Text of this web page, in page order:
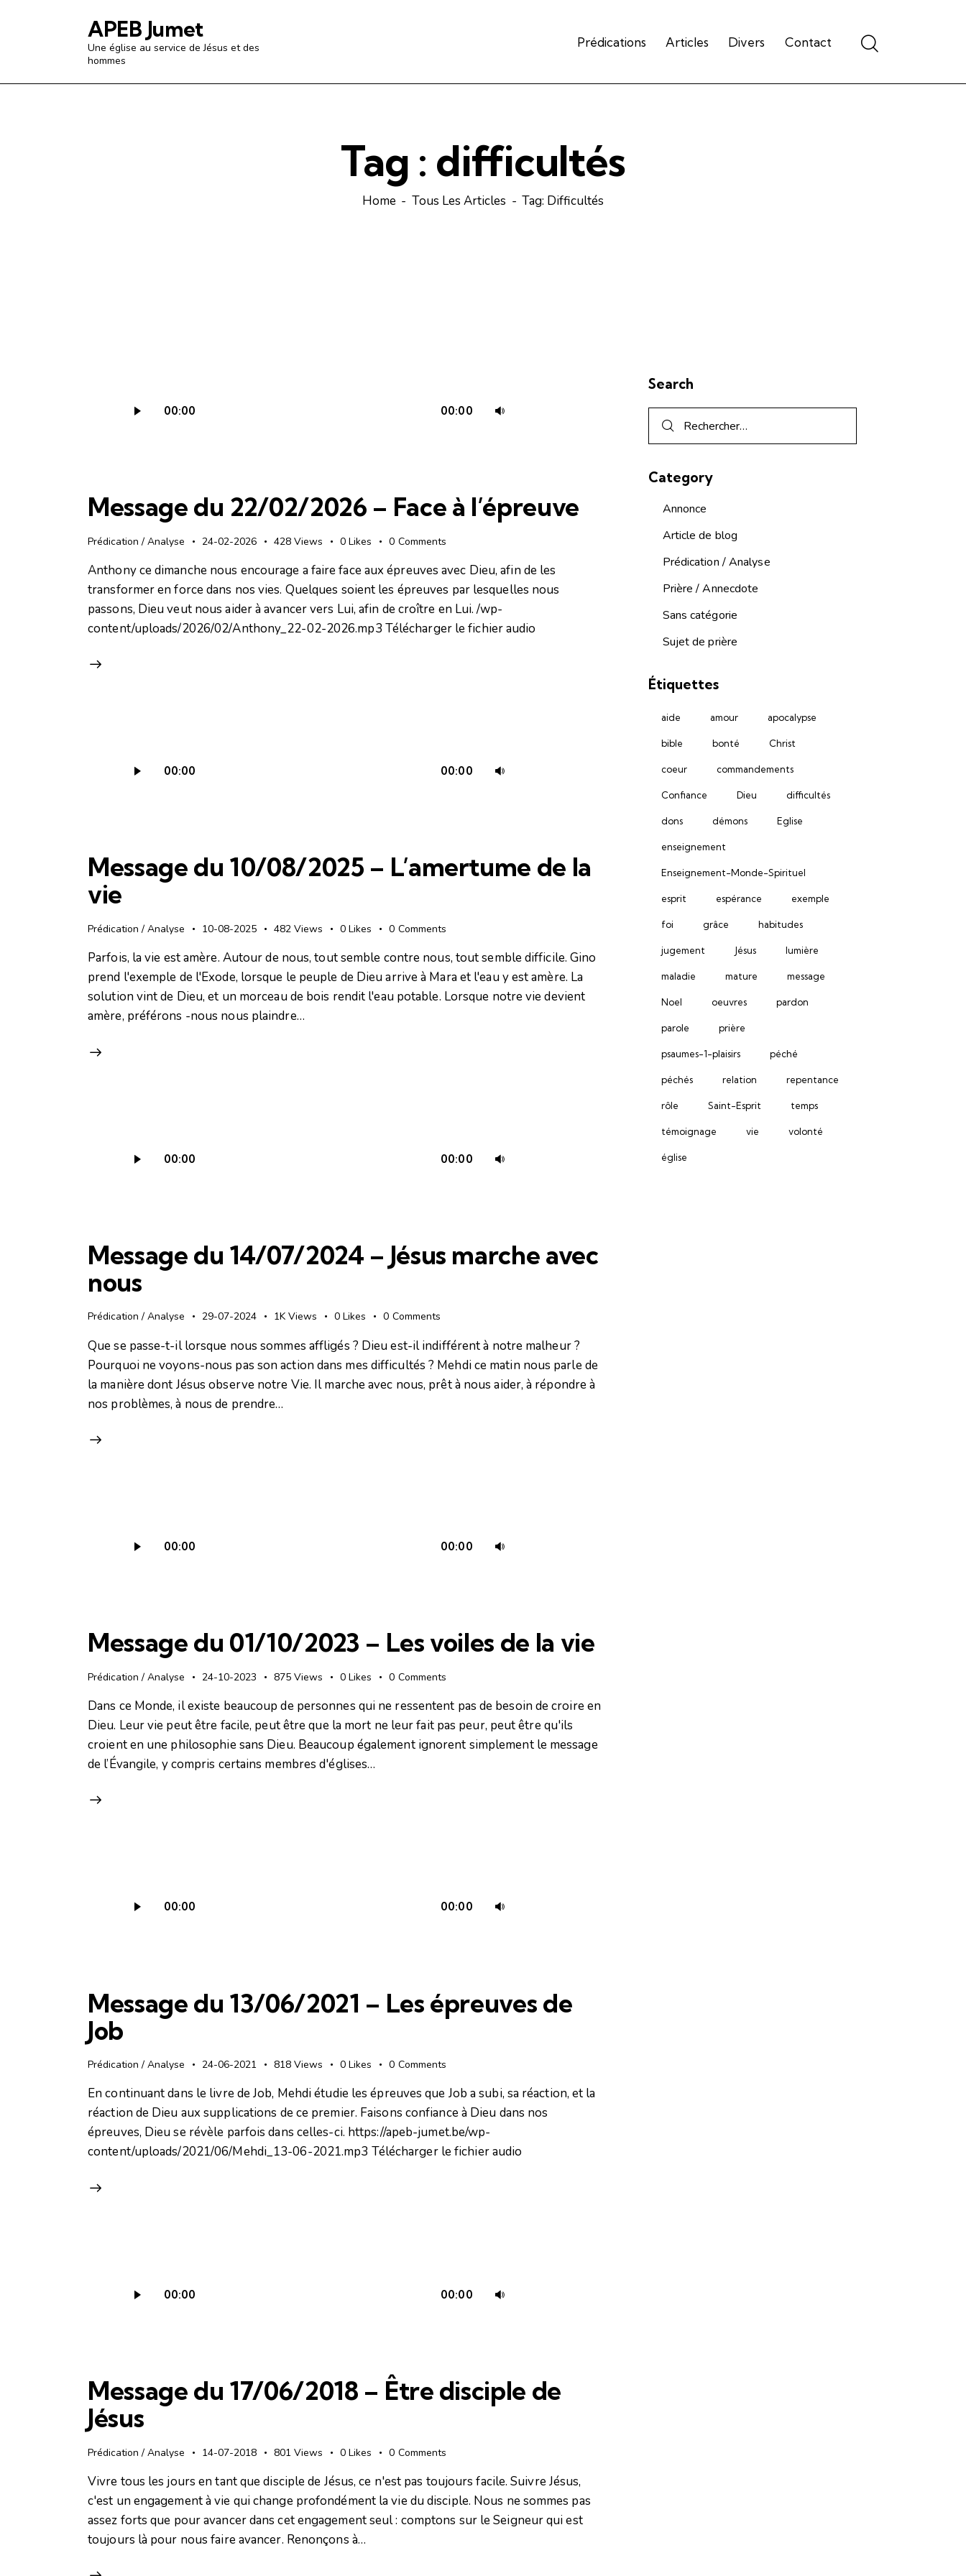
APEB Jumet
Une église au service de Jésus et des
hommes
Prédications Articles Divers Contact
Tag : difficultés
Home Tous Les Articles Tag: Difficultés
audio
00:00 00:00
augmenter
Message du 22/02/2026 – Face à l’épreuve
Prédication / Analyse 24-02-2026 428 Views 0 Likes 0 Comments
Anthony ce dimanche nous encourage a faire face aux épreuves avec Dieu, afin de les
transformer en force dans nos vies. Quelques soient les épreuves par lesquelles nous
passons, Dieu veut nous aider à avancer vers Lui, afin de croître en Lui. /wp-
content/uploads/2026/02/Anthony_22-02-2026.mp3 Télécharger le fichier audio
audio
00:00 00:00
augmenter
Message du 10/08/2025 – L’amertume de la
vie
Prédication / Analyse 10-08-2025 482 Views 0 Likes 0 Comments
Parfois, la vie est amère. Autour de nous, tout semble contre nous, tout semble difficile. Gino
prend l'exemple de l'Exode, lorsque le peuple de Dieu arrive à Mara et l'eau y est amère. La
solution vint de Dieu, et un morceau de bois rendit l'eau potable. Lorsque notre vie devient
amère, préférons -nous nous plaindre…
audio
00:00 00:00
augmenter
Message du 14/07/2024 – Jésus marche avec
nous
Prédication / Analyse 29-07-2024 1K Views 0 Likes 0 Comments
Que se passe-t-il lorsque nous sommes affligés ? Dieu est-il indifférent à notre malheur ?
Pourquoi ne voyons-nous pas son action dans mes difficultés ? Mehdi ce matin nous parle de
la manière dont Jésus observe notre Vie. Il marche avec nous, prêt à nous aider, à répondre à
nos problèmes, à nous de prendre…
audio
00:00 00:00
augmenter
Message du 01/10/2023 – Les voiles de la vie
Prédication / Analyse 24-10-2023 875 Views 0 Likes 0 Comments
Dans ce Monde, il existe beaucoup de personnes qui ne ressentent pas de besoin de croire en
Dieu. Leur vie peut être facile, peut être que la mort ne leur fait pas peur, peut être qu'ils
croient en une philosophie sans Dieu. Beaucoup également ignorent simplement le message
de l’Évangile, y compris certains membres d'églises…
audio
00:00 00:00
augmenter
Message du 13/06/2021 – Les épreuves de
Job
Prédication / Analyse 24-06-2021 818 Views 0 Likes 0 Comments
En continuant dans le livre de Job, Mehdi étudie les épreuves que Job a subi, sa réaction, et la
réaction de Dieu aux supplications de ce premier. Faisons confiance à Dieu dans nos
épreuves, Dieu se révèle parfois dans celles-ci. https://apeb-jumet.be/wp-
content/uploads/2021/06/Mehdi_13-06-2021.mp3 Télécharger le fichier audio
audio
00:00 00:00
augmenter
Message du 17/06/2018 – Être disciple de
Jésus
Prédication / Analyse 14-07-2018 801 Views 0 Likes 0 Comments
Vivre tous les jours en tant que disciple de Jésus, ce n'est pas toujours facile. Suivre Jésus,
c'est un engagement à vie qui change profondément la vie du disciple. Nous ne sommes pas
assez forts que pour avancer dans cet engagement seul : comptons sur le Seigneur qui est
toujours là pour nous faire avancer. Renonçons à…
Search
Category
Annonce
Article de blog
Prédication / Analyse
Prière / Annecdote
Sans catégorie
Sujet de prière
Étiquettes
aide amour apocalypse
bible bonté Christ
coeur commandements
Confiance Dieu difficultés
dons démons Eglise
enseignement
Enseignement-Monde-Spirituel
esprit espérance exemple
foi grâce habitudes
jugement Jésus lumière
maladie mature message
Noel oeuvres pardon
parole prière
psaumes-1-plaisirs péché
péchés relation repentance
rôle Saint-Esprit temps
témoignage vie volonté
église